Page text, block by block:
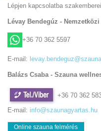
Lépjen kapcsolatba
Lévay Bendegúz -
+36 70 362 5597
E-mail:
Balázs Csaba - Szauna
+36 70 362
E-mail: info@szaunagyartas.hu
Online szauna felmérés